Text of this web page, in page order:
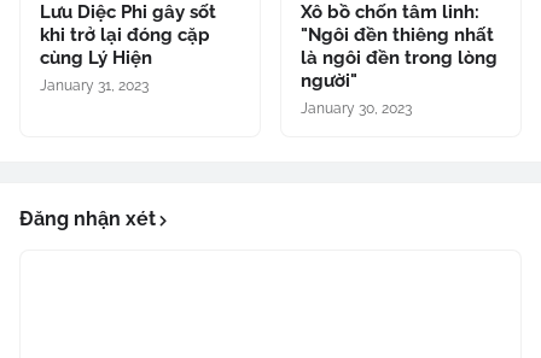
Lưu Diệc Phi gây sốt
khi trở lại đóng cặp
cùng Lý Hiện
January 31, 2023
Xô bồ chốn tâm linh:
"Ngôi đền thiêng nhất
là ngôi đền trong lòng
người"
January 30, 2023
Đăng nhận xét